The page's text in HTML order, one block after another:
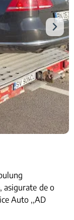
asigurate de o
Auto ,,AD